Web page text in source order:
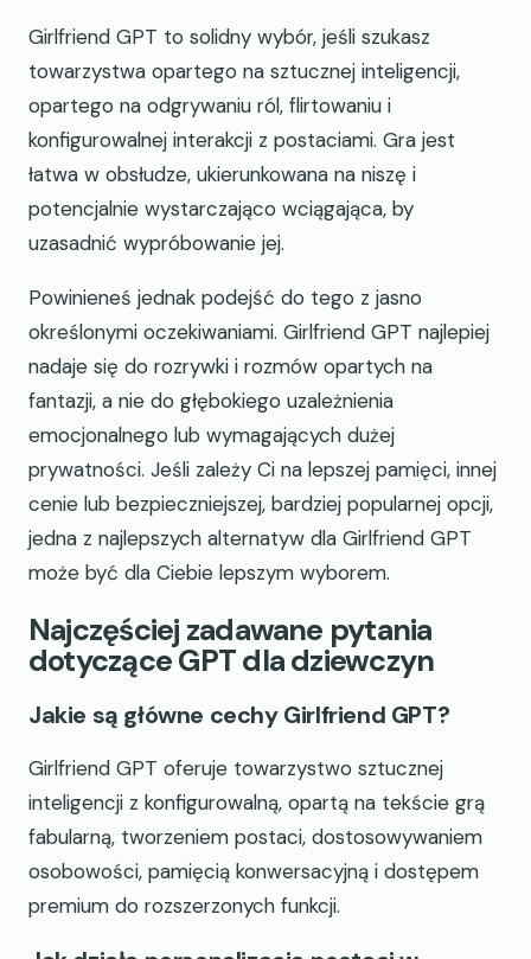
Girlfriend GPT to solidny wybór, jeśli szukasz
towarzystwa opartego na sztucznej inteligencji,
opartego na odgrywaniu ról, flirtowaniu i
konfigurowalnej interakcji z postaciami. Gra jest
łatwa w obsłudze, ukierunkowana na niszę i
potencjalnie wystarczająco wciągająca, by
uzasadnić wypróbowanie jej.
Powinieneś jednak podejść do tego z jasno
określonymi oczekiwaniami. Girlfriend GPT najlepiej
nadaje się do rozrywki i rozmów opartych na
fantazji, a nie do głębokiego uzależnienia
emocjonalnego lub wymagających dużej
prywatności. Jeśli zależy Ci na lepszej pamięci, innej
cenie lub bezpieczniejszej, bardziej popularnej opcji,
jedna z najlepszych alternatyw dla Girlfriend GPT
może być dla Ciebie lepszym wyborem.
Najczęściej zadawane pytania
dotyczące GPT dla dziewczyn
Jakie są główne cechy Girlfriend GPT?
Girlfriend GPT oferuje towarzystwo sztucznej
inteligencji z konfigurowalną, opartą na tekście grą
fabularną, tworzeniem postaci, dostosowywaniem
osobowości, pamięcią konwersacyjną i dostępem
premium do rozszerzonych funkcji.